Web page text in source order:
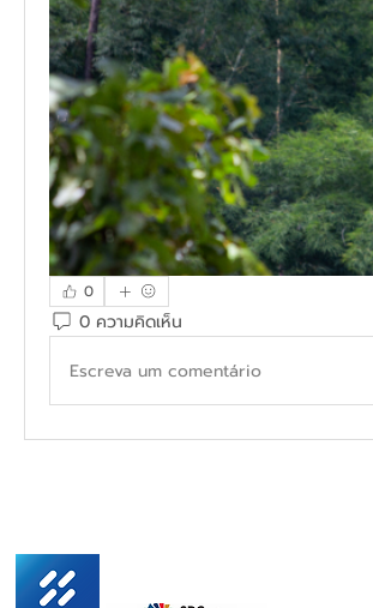
0
0 ความคิดเห็น
Escreva um comentário